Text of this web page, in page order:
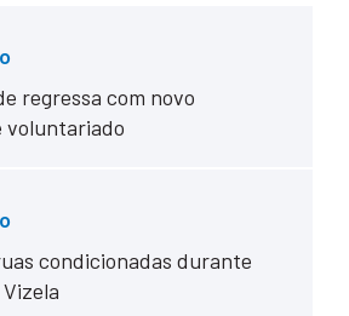
regressa com novo
voluntariado
condicionadas durante